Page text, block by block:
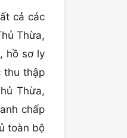
cả các
Thừa,
hồ sơ ly
thu thập
Thừa,
chấp
toàn bộ